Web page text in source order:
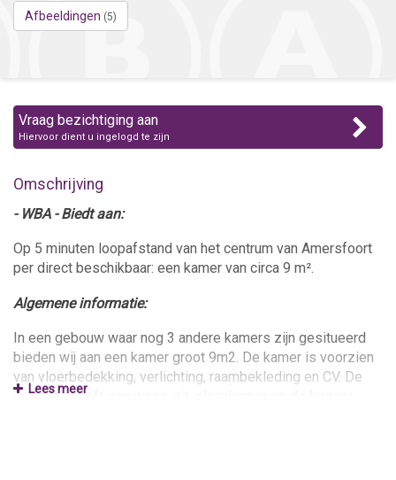
Afbeeldingen (5)
Vraag bezichtiging aan
Hiervoor dient u ingelogd te zijn
Omschrijving
- WBA - Biedt aan:
Op 5 minuten loopafstand van het centrum van Amersfoort
per direct beschikbaar: een kamer van circa 9 m².
Algemene informatie:
In een gebouw waar nog 3 andere kamers zijn gesitueerd
bieden wij aan een kamer groot 9m2. De kamer is voorzien
van vloerbedekking, verlichting, raambekleding en CV. De
woning betreft een woon, zit, slaapkamer op de begane
Lees meer